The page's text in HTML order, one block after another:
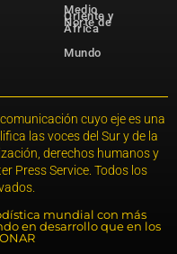
Medio
Oriente y
Norte de
África
Mundo
cuyo eje es una
las voces del Sur y de la
derechos humanos y
Press Service. Todos los
mundial con más
en desarrollo que en los